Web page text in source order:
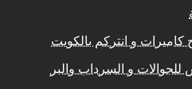
و انتركم بالكويت
و السرداب والبر